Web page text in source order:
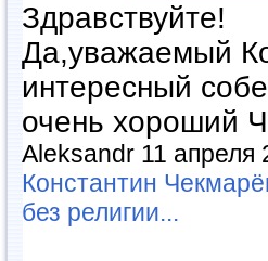
Здравствуйте!
Да,уважаемый
интересный
очень хороший
Aleksandr 11 апреля
Константин
без религии...